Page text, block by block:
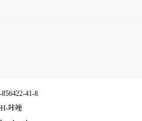
41-8
咔唑